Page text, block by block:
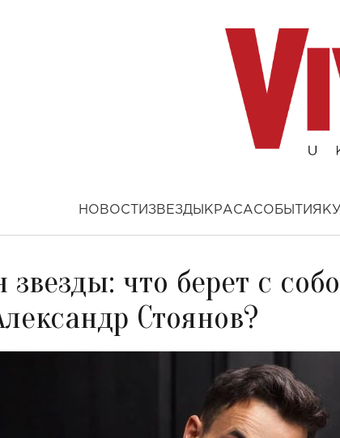
НОВОСТИ ЗВЕЗДЫ КРАСАСОБЫТИЯ
что берет с
Стоянов?